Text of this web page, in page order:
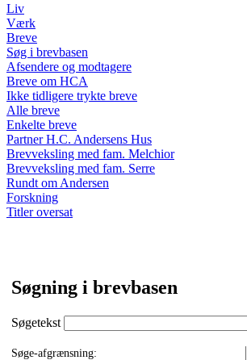
Liv
Værk
Breve
Søg i brevbasen
Afsendere og modtagere
Breve om HCA
Ikke tidligere trykte breve
Alle breve
Enkelte breve
Partner H.C. Andersens Hus
Brevveksling med fam. Melchior
Brevveksling med fam. Serre
Rundt om Andersen
Forskning
Titler oversat
Søgning i brevbasen
Søgetekst
Søge-afgrænsning: